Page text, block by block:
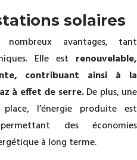
solaires
avantages, tant
Elle est renouvelable,
contribuant ainsi à la
à effet de serre.De plus, une
l’énergie produite est
des économies
à long terme.